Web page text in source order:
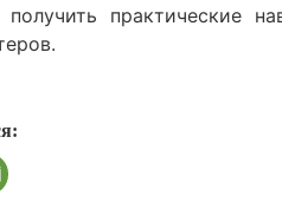
практические